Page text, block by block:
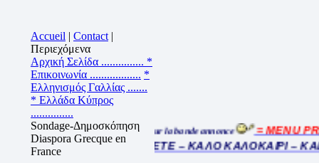
Accueil | Contact |
Περιεχόμενα
Αρχική Σελίδα ............... *
Επικοινωνία .................. *
Ελληνισμός Γαλλίας .......
* Ελλάδα Κύπρος
...............
Sondage-Δημοσκόπηση
Diaspora Grecque en
France
Cliquez sur la bande annonce
= MENU
BEL ETE – ΚΑΛΟ ΚΑΛΟΚΑΙΡΙ –